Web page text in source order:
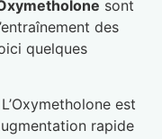
sont
des
quelques
L’Oxymetholone est
rapide